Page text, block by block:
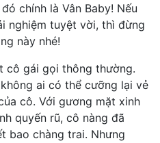
chính là Vân Baby! Nếu
nghiệm tuyệt vời, thì đừng
này nhé!
cô gái gọi thông thường.
ai có thể cưỡng lại vẻ
cô. Với gương mặt xinh
quyến rũ, cô nàng đã
bao chàng trai. Nhưng